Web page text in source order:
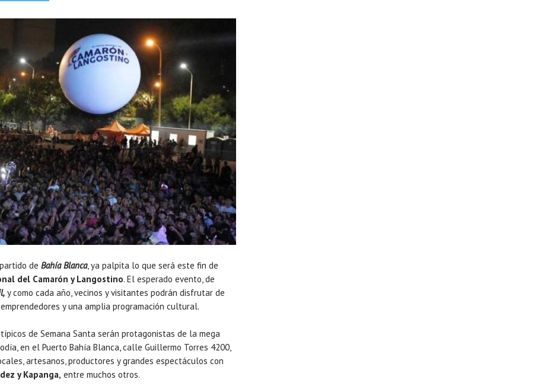
partido de Bahía Blanca, ya palpita lo que será este fin de
del Camarón y Langostino. El esperado evento, de
y como cada año, vecinos y visitantes podrán disfrutar de
y una amplia programación cultural.
de Semana Santa serán protagonistas de la mega
en el Puerto Bahía Blanca, calle Guillermo Torres 4200,
artesanos, productores y grandes espectáculos con
y Kapanga, entre muchos otros.